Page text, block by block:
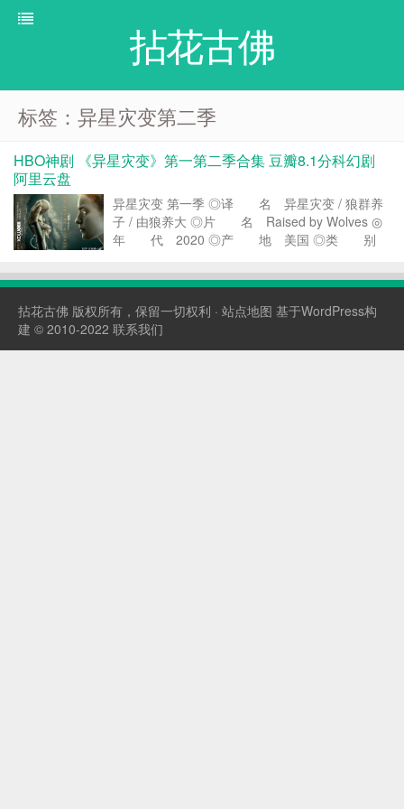
拈花古佛
标签：异星灾变第二季
HBO神剧 《异星灾变》第一第二季合集 豆瓣8.1分科幻剧
阿里云盘
异星灾变 第一季 ◎译 名 异星灾变 / 狼群养
子 / 由狼养大 ◎片 名 Raised by Wolves ◎
年 代 2020 ◎产 地 美国 ◎类 别
双字 ◎上映日期 2020-09-03(美国) ◎IMDb评...
拈花古佛 版权所有，保留一切权利 · 站点地图 基于WordPress构
建 © 2010-2022 联系我们